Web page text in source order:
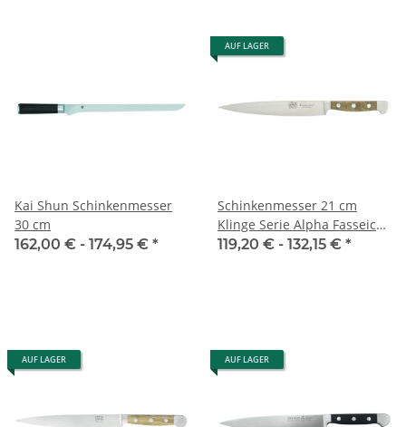
Kai Shun Schinkenmesser
30 cm
162,00 € - 174,95 € *
AUF LAGER
Schinkenmesser 21 cm
Klinge Serie Alpha Fasseiche
von Güde
119,20 € - 132,15 € *
AUF LAGER AUF LAGER